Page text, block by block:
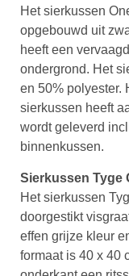
Het sierkussen
opgebouwd uit
heeft een
ondergrond. Het
en 50% polyester.
sierkussen heeft
wordt geleverd
binnenkussen.
Sierkussen Tyge
Het sierkussen
doorgestikt
effen grijze kleur
formaat is 40 x 40